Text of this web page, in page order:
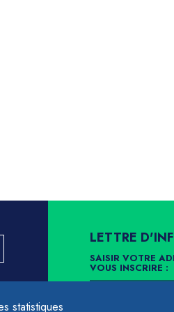
statistiques
LETTRE
SAISIR VOTRE
VOUS INSCRIRE :